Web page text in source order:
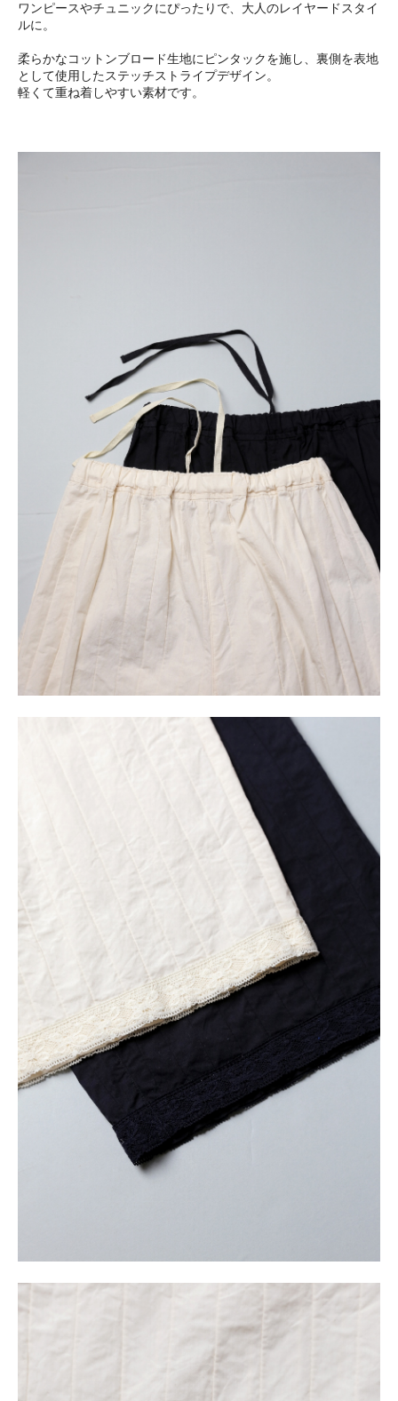
ワンピースやチュニックにぴったりで、大人のレイヤードスタイ
ルに。
柔らかなコットンブロード生地にピンタックを施し、裏側を表地
として使用したステッチストライプデザイン。
軽くて重ね着しやすい素材です。